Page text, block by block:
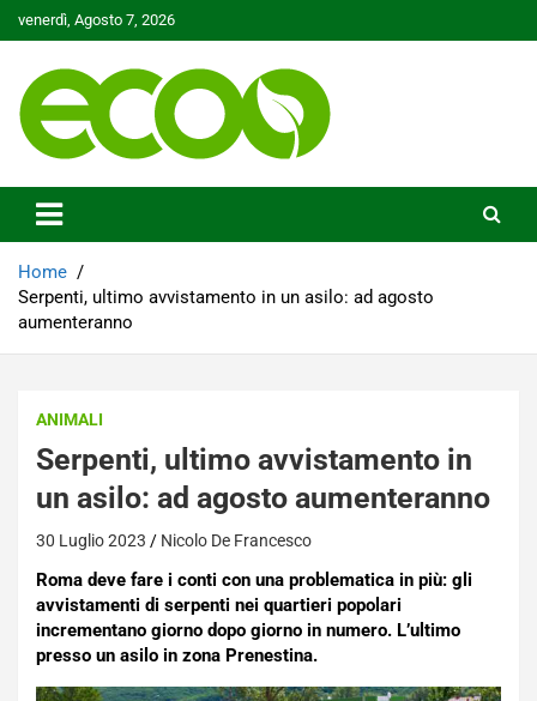
to
venerdì, Agosto 7, 2026
Ecoo.it
Home
Serpenti, ultimo avvistamento in un asilo: ad agosto
aumenteranno
ANIMALI
Serpenti, ultimo avvistamento in
un asilo: ad agosto aumenteranno
30 Luglio 2023 Nicolo De Francesco
Roma deve fare i conti con una problematica in più: gli
avvistamenti di serpenti nei quartieri popolari
incrementano giorno dopo giorno in numero. L’ultimo
presso un asilo in zona Prenestina.